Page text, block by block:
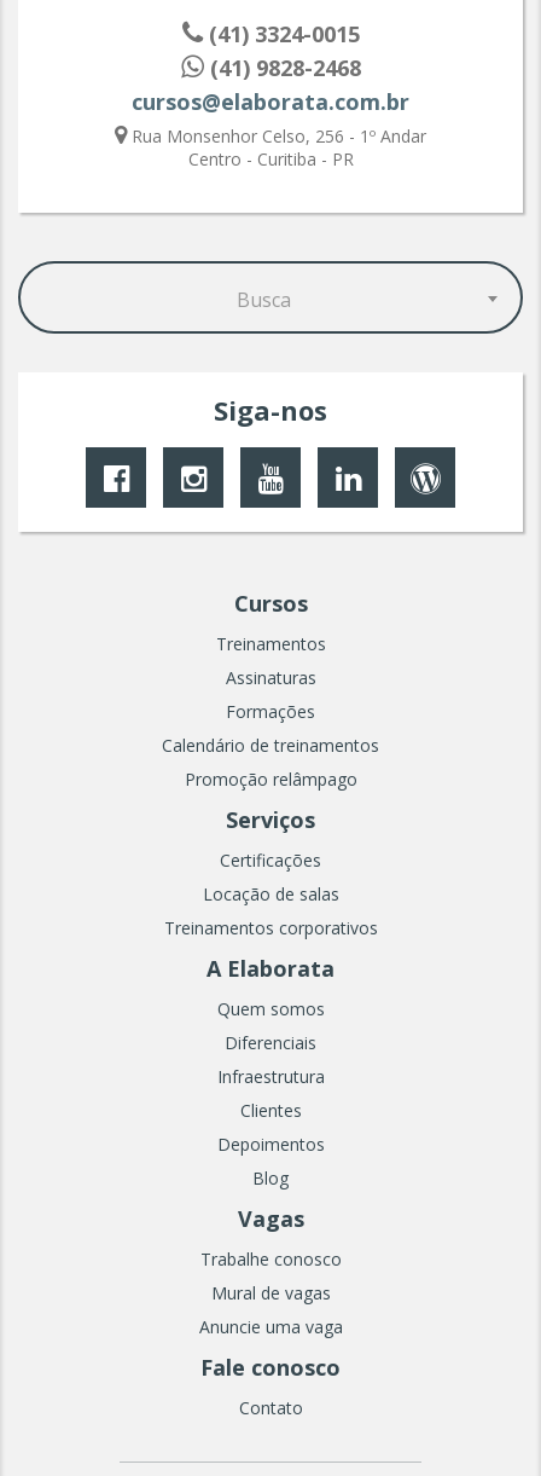
(41) 3324-0015
(41) 9828-2468
cursos@elaborata.com.br
Rua Monsenhor Celso, 256 - 1º Andar
Centro - Curitiba - PR
Busca
Siga-nos
Cursos
Treinamentos
Assinaturas
Formações
Calendário de treinamentos
Promoção relâmpago
Serviços
Certificações
Locação de salas
Treinamentos corporativos
A Elaborata
Quem somos
Diferenciais
Infraestrutura
Clientes
Depoimentos
Blog
Vagas
Trabalhe conosco
Mural de vagas
Anuncie uma vaga
Fale conosco
Contato